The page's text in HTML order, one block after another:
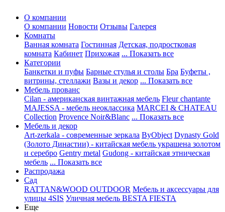
О компании
О компании Новости Отзывы Галерея
Комнаты
Ванная комната Гостинная Детская, подростковая
комната Кабинет Прихожая ... Показать все
Категории
Банкетки и пуфы Барные стулья и столы Бра Буфеты ,
витрины, стеллажи Вазы и декор ... Показать все
Мебель прованс
Cilan - американская винтажная мебель Fleur chantante
MAJESSA - мебель неоклассика MARCEI & CHATEAU
Collection Provence Noir&Blanc ... Показать все
Мебель и декор
Art-zerkala - современные зеркала ByObject Dynasty Gold
(Золото Династии) - китайская мебель украшена золотом
и серебро Gentry metal Gudong - китайская этническая
мебель ... Показать все
Распродажа
Сад
RATTAN&WOOD OUTDOOR Мебель и аксессуары для
улицы 4SIS Уличная мебель BESTA FIESTA
Еще